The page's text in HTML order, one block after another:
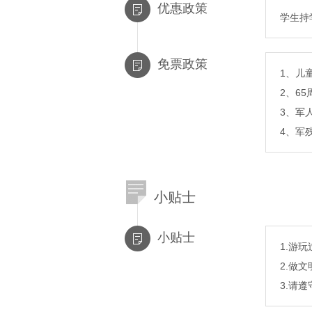
优惠政策
学生持
免票政策
1、儿
2、65
3、军
4、军
小贴士
小贴士
1.游玩
2.做文
3.请遵